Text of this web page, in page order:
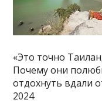
«Это точно
Почему они
отдохнуть вдали
2024